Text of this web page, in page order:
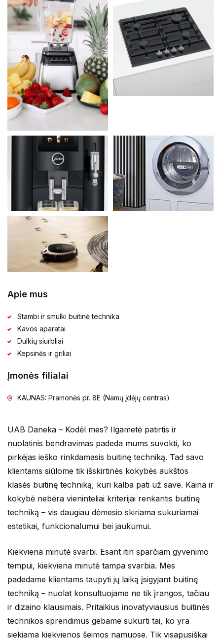
Apie mus
Stambi ir smulki buitinė technika
Kavos aparatai
Dulkių siurbliai
Kepsinės ir griliai
Įmonės filialai
KAUNAS: Pramonės pr. 8E (Namų įdėjų centras)
UAB Daneka – Kodėl mes? Ilgametė patirtis ir
nuolatinis bendravimas padeda mums suvokti, ko
pirkėjas ieško rinkdamasis buitinę techniką. Tad savo
klientams siūlome tik išskirtinės kokybės aukštos
klasės buitinę techniką, kuri kalba pati už save. Kaina ir
kokybė nebėra vieninteliai kriterijai renkantis buitinę
techniką – vis daugiau dėmesio skiriama sukuriamai
estetikai, funkcionalumui bei jaukumui.
Kiekviena minutė svarbi. Esant itin sparčiam gyvenimo
tempui, kiekviena minutė tampa svarbia. Mes
padedame klientams taupyti jų laiką įsigyjant buitinę
techniką – nuolat konsultuojame ne tik įrangos, tačiau
ir dizaino klausimais. Pritaikius inovatyviausius buitinės
technikos sprendimus gebame sukurti tai, ko yra
siekiama kiekvienos šeimos namuose. Tik visapusiškai